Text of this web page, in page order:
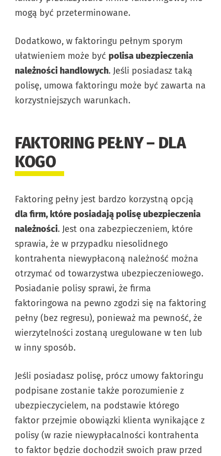
mogą być przeterminowane.
Dodatkowo, w faktoringu pełnym sporym
ułatwieniem może być polisa ubezpieczenia
należności handlowych. Jeśli posiadasz taką
polisę, umowa faktoringu może być zawarta na
korzystniejszych warunkach.
FAKTORING PEŁNY – DLA
KOGO
Faktoring pełny jest bardzo korzystną opcją
dla firm, które posiadają polisę ubezpieczenia
należności. Jest ona zabezpieczeniem, które
sprawia, że w przypadku niesolidnego
kontrahenta niewypłaconą należność można
otrzymać od towarzystwa ubezpieczeniowego.
Posiadanie polisy sprawi, że firma
faktoringowa na pewno zgodzi się na faktoring
pełny (bez regresu), ponieważ ma pewność, że
wierzytelności zostaną uregulowane w ten lub
w inny sposób.
Jeśli posiadasz polisę, prócz umowy faktoringu
podpisane zostanie także porozumienie z
ubezpieczycielem, na podstawie którego
faktor przejmie obowiązki klienta wynikające z
polisy (w razie niewypłacalności kontrahenta
to faktor będzie dochodził swoich praw przed